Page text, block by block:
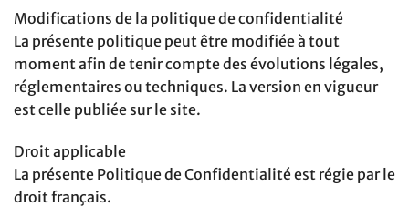
Modifications de la politique de confidentialité
La présente politique peut être modifiée à tout
moment afin de tenir compte des évolutions légales,
réglementaires ou techniques. La version en vigueur
est celle publiée sur le site.
Droit applicable
La présente Politique de Confidentialité est régie par le
droit français.